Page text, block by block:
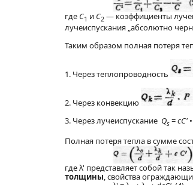
где C1 и C2 — коэффициенты
лучеиспускания „абсолютно
Таким образом полная потеря
1. Через теплопроводность
2. Через конвекцию
3. Через лучеиспускание Qs =cC' •
Полная потеря тепла в сумме
где λ' представляет собой так
толщины, свойства